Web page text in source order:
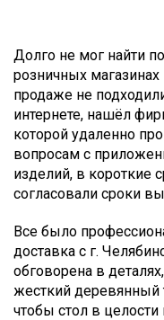
Долго не мог найти
розничных
продаже не
интернете, нашёл
которой удаленно
вопросам с
изделий, в короткие
согласовали сроки
Все было
доставка с г.
обговорена в
жесткий деревянный
чтобы стол в целости